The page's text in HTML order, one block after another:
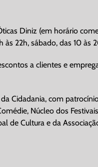
Diniz (em horário
às 22h, sábado, das 10 às
a clientes e
Cidadania, com
Núcleo dos
de Cultura e da